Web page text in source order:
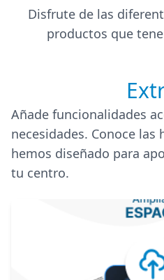
Disfrute de las
productos que
Añade funcionalidades
necesidades. Conoce las
hemos diseñado para
tu centro.